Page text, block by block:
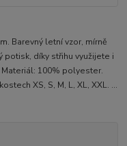
Barevný letní vzor, mírně
díky střihu využijete i
100% polyester.
XS, S, M, L, XL, XXL. ...